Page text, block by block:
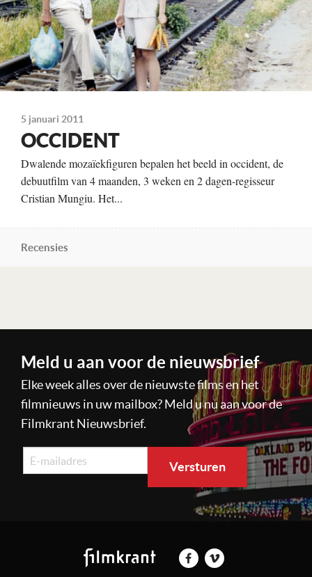
5 januari 2011
OCCIDENT
Dwalende mozaïekfiguren bepalen het beeld in occident, de
debuutfilm van 4 maanden, 3 weken en 2 dagen-regisseur
Cristian Mungiu. Het...
Recensies
Meld u aan voor de nieuwsbrief
Elke week alles over de nieuwste films en het
filmnieuws in uw mailbox? Meld u nu aan voor de
Filmkrant Nieuwsbrief.